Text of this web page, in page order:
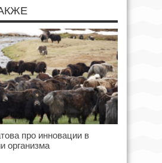
про инновации в
организма